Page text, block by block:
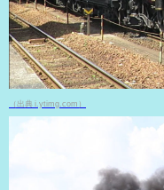
（出典 i.ytimg.com）